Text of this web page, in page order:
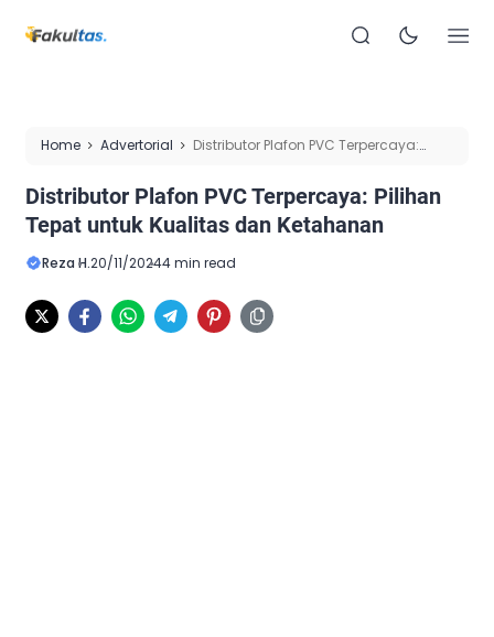
Home Advertorial
Distributor Plafon PVC Terpercaya:
Distributor Plafon PVC Terpercaya: Pilihan
Tepat untuk Kualitas dan Ketahanan
Reza H.20/11/20244 min read